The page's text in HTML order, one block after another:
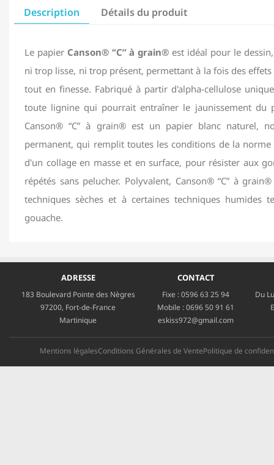
Description Détails du produit
Le papier Canson® “C” à grain® est idéal pour le
ni trop lisse, ni trop présent, permettant à la fois des
tout en finesse. Fabriqué à partir d'alpha-cellulose
toute lignine qui pourrait entraîner le jaunissement du
Canson® “C” à grain® est un papier blanc naturel,
permanent, qui remplit toutes les conditions de la
d'un collage en masse et en surface, pour résister aux
répétés sans pelucher. Polyvalent, Canson® “C” à
techniques sèches et à certaines techniques humides
gouache.
ADRESSE
183 Boulevard Pointe des Nègres
97200, Fort-de-France
Martinique
CONTACT
Fixe :0596 63 25 94
Mobile :0696 50 91 61
eskiss972@gmail.com
Du
Mentions légalesConditions Générales de VentePolitique de